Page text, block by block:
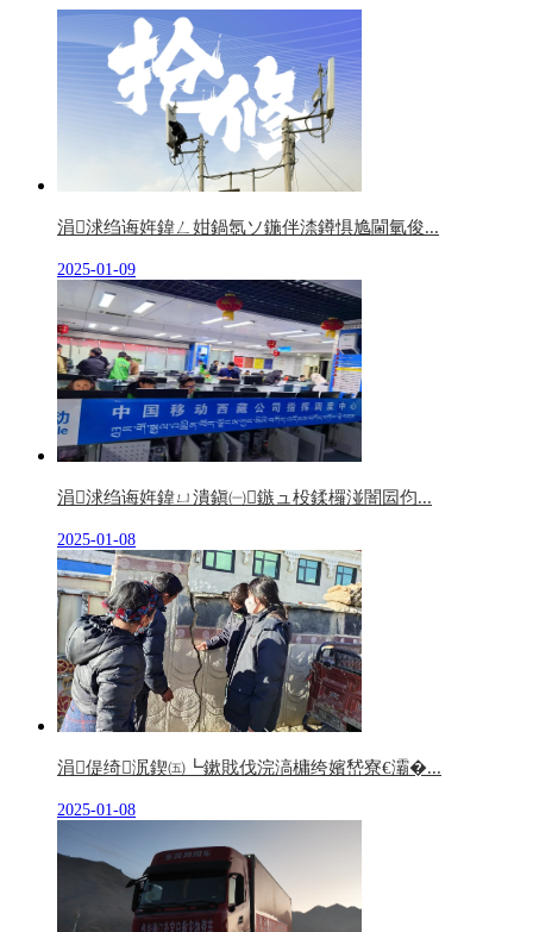
涓浗绉诲姩鍏ㄥ姏鍋氬ソ鍦伴渿鐏惧尯閫氫俊...
2025-01-09
涓浗绉诲姩鍏ㄩ潰鎭㈠鏃ュ杸鍒欏湴闇囩伨...
2025-01-08
涓偍绮泦鍥㈤┗鏉戝伐浣滈槦绔嬪嵆寮€灞�...
2025-01-08